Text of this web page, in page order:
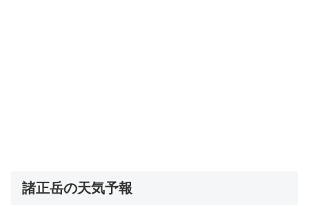
諸正岳の天気予報